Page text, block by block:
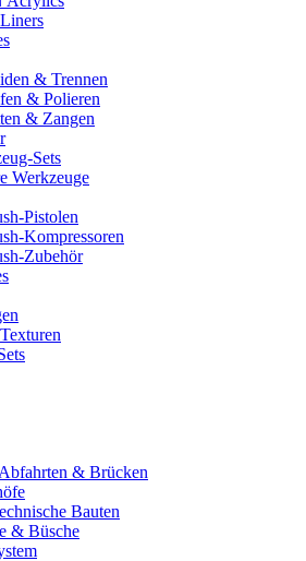
& Trennen
& Polieren
& Zangen
Sets
Werkzeuge
Pistolen
Kompressoren
Zubehör
& Brücken
Bauten
& Büsche